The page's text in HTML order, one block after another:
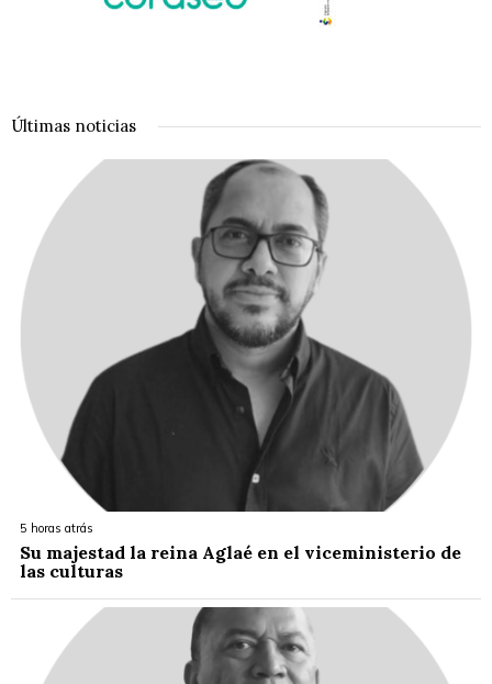
Últimas noticias
5 horas atrás
Su majestad la reina Aglaé en el viceministerio de
las culturas